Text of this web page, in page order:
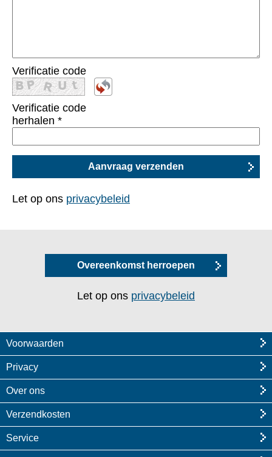
Verificatie code
Verificatie code
herhalen *
Let op ons privacybeleid
Overeenkomst herroepen
Let op ons privacybeleid
Voorwaarden
Privacy
Over ons
Verzendkosten
Service